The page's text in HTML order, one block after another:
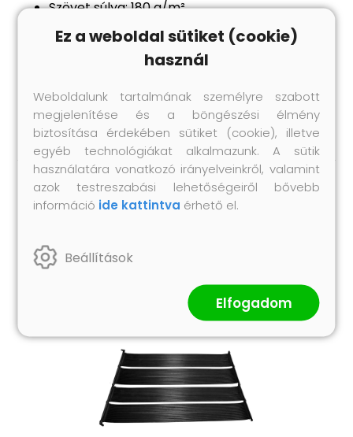
Szövet súlya: 180 g/m²
Hálós oldalfalakkal
UV-álló
Maximum 300 cm átmérőjű kerek
6 kötéllel és 12 szeggel
Hasonló termékek
Ez a weboldal sütiket (cookie)
használ
Weboldalunk tartalmának személyre szabott
megjelenítése és a böngészési élmény
biztosítása érdekében sütiket (cookie), illetve
egyéb technológiákat alkalmazunk. A sütik
használatára vonatkozó irányelveinkről, valamint
azok testreszabási lehetőségeiről bővebb
információ ide kattintva érhető el.
Beállítások
Elfogadom